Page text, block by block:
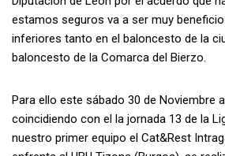
estamos seguros va a ser muy
inferiores tanto en el baloncesto de la
baloncesto de la Comarca del Bierzo.
Para ello este sábado 30 de Noviembre
coincidiendo con el la jornada 13 de la
nuestro primer equipo el Cat&Rest